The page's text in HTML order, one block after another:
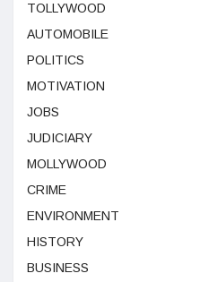
TOLLYWOOD
AUTOMOBILE
POLITICS
MOTIVATION
JOBS
JUDICIARY
MOLLYWOOD
CRIME
ENVIRONMENT
HISTORY
BUSINESS